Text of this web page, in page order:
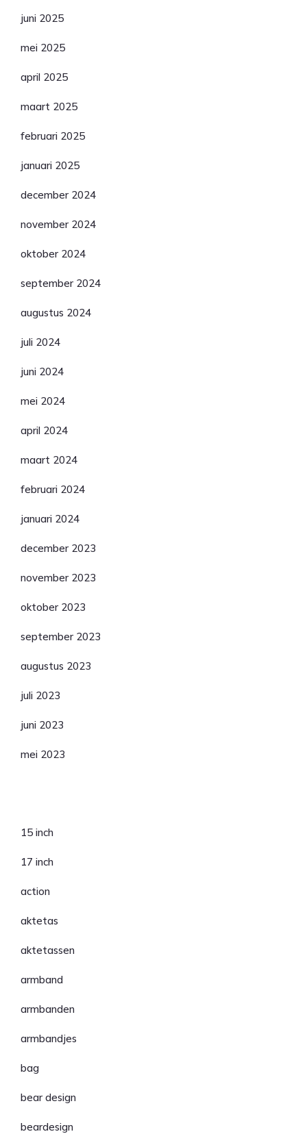
juni 2025
mei 2025
april 2025
maart 2025
februari 2025
januari 2025
december 2024
november 2024
oktober 2024
september 2024
augustus 2024
juli 2024
juni 2024
mei 2024
april 2024
maart 2024
februari 2024
januari 2024
december 2023
november 2023
oktober 2023
september 2023
augustus 2023
juli 2023
juni 2023
mei 2023
15 inch
17 inch
action
aktetas
aktetassen
armband
armbanden
armbandjes
bag
bear design
beardesign